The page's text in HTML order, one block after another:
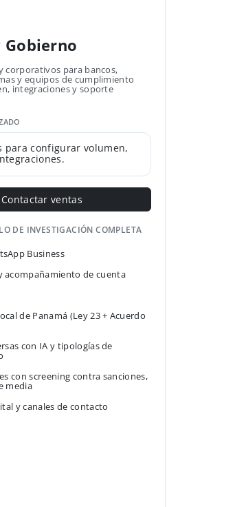
Gobierno
corporativos para bancos,
y equipos de cumplimiento
integraciones y soporte
para configurar volumen,
Contactar ventas
DE INVESTIGACIÓN COMPLETA
Business
acompañamiento de cuenta
de Panamá (Ley 23 + Acuerdo
con IA y tipologías de
con screening contra sanciones,
media
y canales de contacto